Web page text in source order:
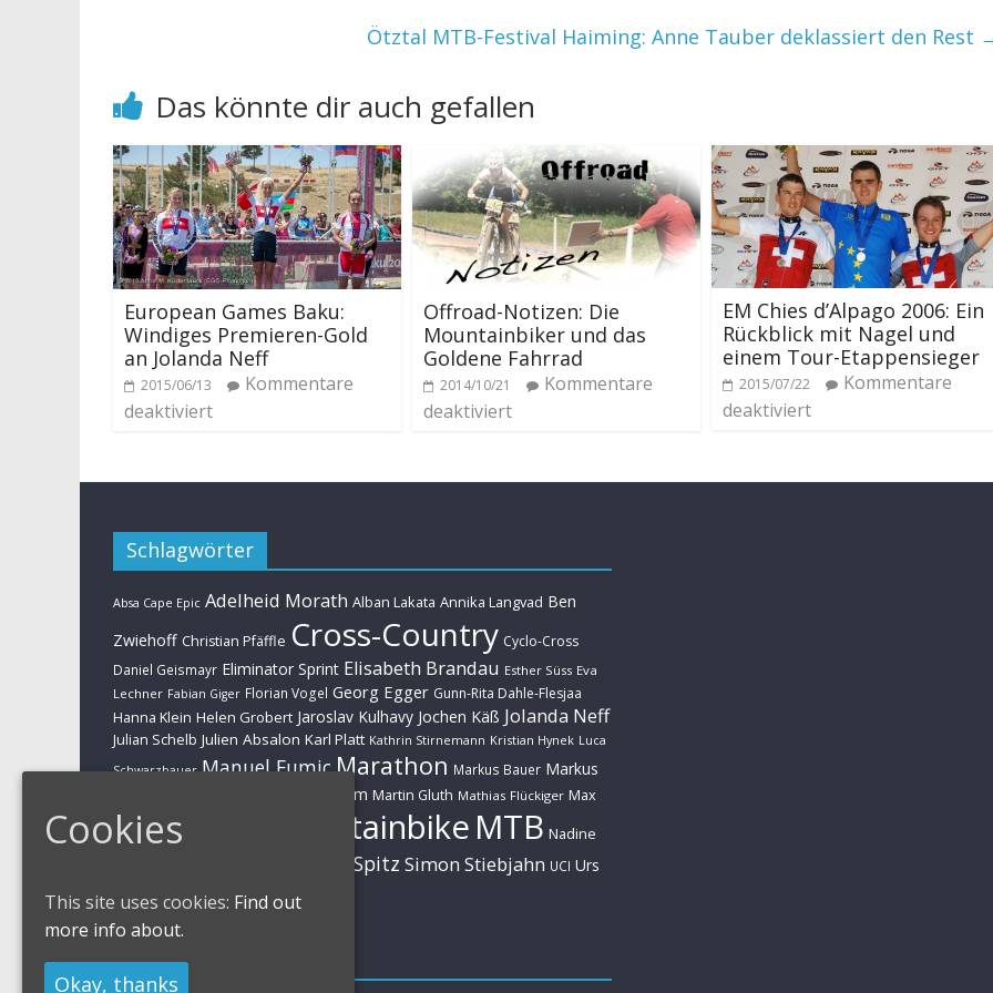
Ötztal MTB-Festival Haiming: Anne Tauber deklassiert den Rest
Das könnte dir auch gefallen
European Games Baku:
Windiges Premieren-Gold
an Jolanda Neff
2015/06/13
Kommentare
deaktiviert
Offroad-Notizen: Die
Mountainbiker und das
Goldene Fahrrad
2014/10/21
Kommentare
deaktiviert
EM Chies d’Alpago 2006: Ein
Rückblick mit Nagel und
einem Tour-Etappensieger
2015/07/22
Kommentare
deaktiviert
Schlagwörter
Absa Cape Epic Adelheid Morath Alban Lakata Annika Langvad Ben
Zwiehoff Christian Pfäffle Cross-Country Cyclo-Cross
Daniel Geismayr Eliminator Sprint Elisabeth Brandau Esther Süss Eva
Lechner Fabian Giger Florian Vogel Georg Egger Gunn-Rita Dahle-Flesjaa
Hanna Klein Helen Grobert Jaroslav Kulhavy Jochen Käß Jolanda Neff
Julian Schelb Julien Absalon Karl Platt Kathrin Stirnemann Kristian Hynek Luca
Schwarzbauer Manuel FumicMarathon Markus Bauer Markus
Markus Schulte-Lünzum Martin Gluth Mathias Flückiger Max
Brandl Moritz Milatz Mountainbike MTB Nadine
Sabine Spitz Simon Stiebjahn UCI Urs
Impressum
Cookies
This site uses cookies: Find out
more info about.
Okay, thanks